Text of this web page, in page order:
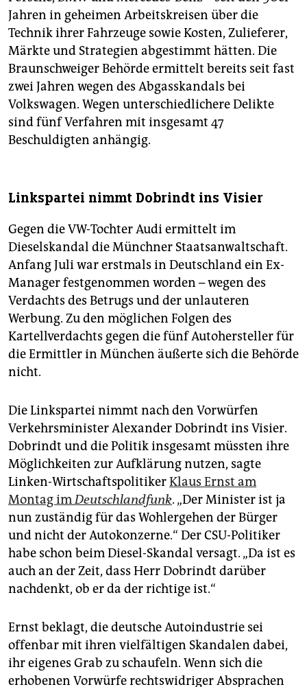
Jahren in geheimen Arbeitskreisen über die
Technik ihrer Fahrzeuge sowie Kosten, Zulieferer,
Märkte und Strategien abgestimmt hätten. Die
Braunschweiger Behörde ermittelt bereits seit fast
zwei Jahren wegen des Abgasskandals bei
Volkswagen. Wegen unterschiedlichere Delikte
sind fünf Verfahren mit insgesamt 47
Beschuldigten anhängig.
Linkspartei nimmt Dobrindt ins Visier
Gegen die VW-Tochter Audi ermittelt im
Dieselskandal die Münchner Staatsanwaltschaft.
Anfang Juli war erstmals in Deutschland ein Ex-
Manager festgenommen worden – wegen des
Verdachts des Betrugs und der unlauteren
Werbung. Zu den möglichen Folgen des
Kartellverdachts gegen die fünf Autohersteller für
die Ermittler in München äußerte sich die Behörde
nicht.
Die Linkspartei nimmt nach den Vorwürfen
Verkehrsminister Alexander Dobrindt ins Visier.
Dobrindt und die Politik insgesamt müssten ihre
Möglichkeiten zur Aufklärung nutzen, sagte
Linken-WirtschaftspolitikerKlaus Ernst am
Montag imDeutschlandfunk. „Der Minister ist ja
nun zuständig für das Wohlergehen der Bürger
und nicht der Autokonzerne.“ Der CSU-Politiker
habe schon beim Diesel-Skandal versagt. „Da ist es
auch an der Zeit, dass Herr Dobrindt darüber
nachdenkt, ob er da der richtige ist.“
Ernst beklagt, die deutsche Autoindustrie sei
offenbar mit ihren vielfältigen Skandalen dabei,
ihr eigenes Grab zu schaufeln. Wenn sich die
erhobenen Vorwürfe rechtswidriger Absprachen